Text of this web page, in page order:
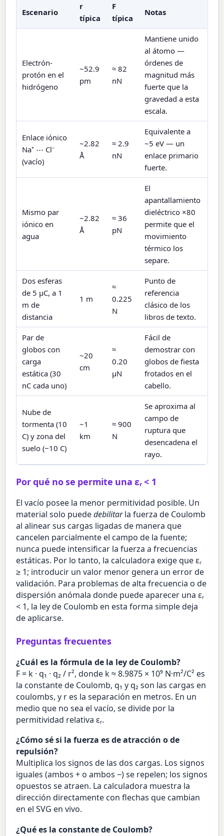
Escenario
r
típica
F
típica
Notas
Electrón-
protón en el
hidrógeno
~52.9
pm
≈ 82
nN
Mantiene unido
al átomo —
órdenes de
magnitud más
fuerte que la
gravedad a esta
escala.
Enlace iónico
Na⁺ ⋯ Cl⁻
(vacío)
~2.82
Å
≈ 2.9
nN
Equivalente a
~5 eV — un
enlace primario
fuerte.
Mismo par
iónico en
agua
~2.82
Å
≈ 36
pN
El
apantallamiento
dieléctrico ×80
permite que el
movimiento
térmico los
separe.
Dos esferas
de 5 µC, a 1
m de
distancia
1 m
≈
0.225
N
Punto de
referencia
clásico de los
libros de texto.
Par de
globos con
carga
estática (30
nC cada uno)
~20
cm
≈
0.20
µN
Fácil de
demostrar con
globos de fiesta
frotados en el
cabello.
Nube de
tormenta (10
C) y zona del
suelo (−10 C)
~1
km
≈ 900
N
Se aproxima al
campo de
ruptura que
desencadena el
rayo.
Por qué no se permite una εᵣ < 1
El vacío posee la menor permitividad posible. Un
material solo puededebilitarla fuerza de Coulomb
al alinear sus cargas ligadas de manera que
cancelen parcialmente el campo de la fuente;
nunca puede intensificar la fuerza a frecuencias
estáticas. Por lo tanto, la calculadora exige que εᵣ
≥ 1; introducir un valor menor genera un error de
validación. Para problemas de alta frecuencia o de
dispersión anómala donde puede aparecer una εᵣ
< 1, la ley de Coulomb en esta forma simple deja
de aplicarse.
Preguntas frecuentes
¿Cuál es la fórmula de la ley de Coulomb?
F = k · q₁ · q₂ / r², donde k ≈ 8.9875 × 10⁹ N·m²/C² es
la constante de Coulomb, q₁ y q₂ son las cargas en
coulombs, y r es la separación en metros. En un
medio que no sea el vacío, se divide por la
permitividad relativa εᵣ.
¿Cómo sé si la fuerza es de atracción o de
repulsión?
Multiplica los signos de las dos cargas. Los signos
iguales (ambos + o ambos −) se repelen; los signos
opuestos se atraen. La calculadora muestra la
dirección directamente con flechas que cambian
en el SVG en vivo.
¿Qué es la constante de Coulomb?